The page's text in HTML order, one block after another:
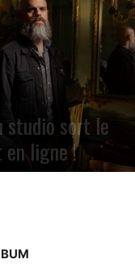
studio sort le
ligne !